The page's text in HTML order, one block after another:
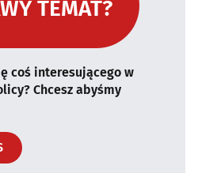
TEMAT?
coś interesującego w
Chcesz abyśmy